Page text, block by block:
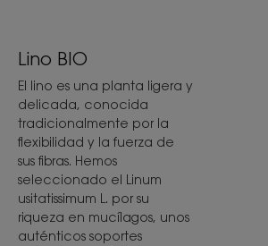
Lino BIO
El lino es una planta ligera y
delicada, conocida
tradicionalmente por la
flexibilidad y la fuerza de
sus fibras. Hemos
seleccionado el Linum
usitatissimum L. por su
riqueza en mucílagos, unos
auténticos soportes